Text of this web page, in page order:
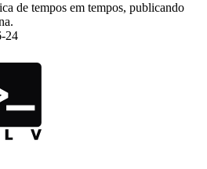
de tempos em tempos, publicando
24